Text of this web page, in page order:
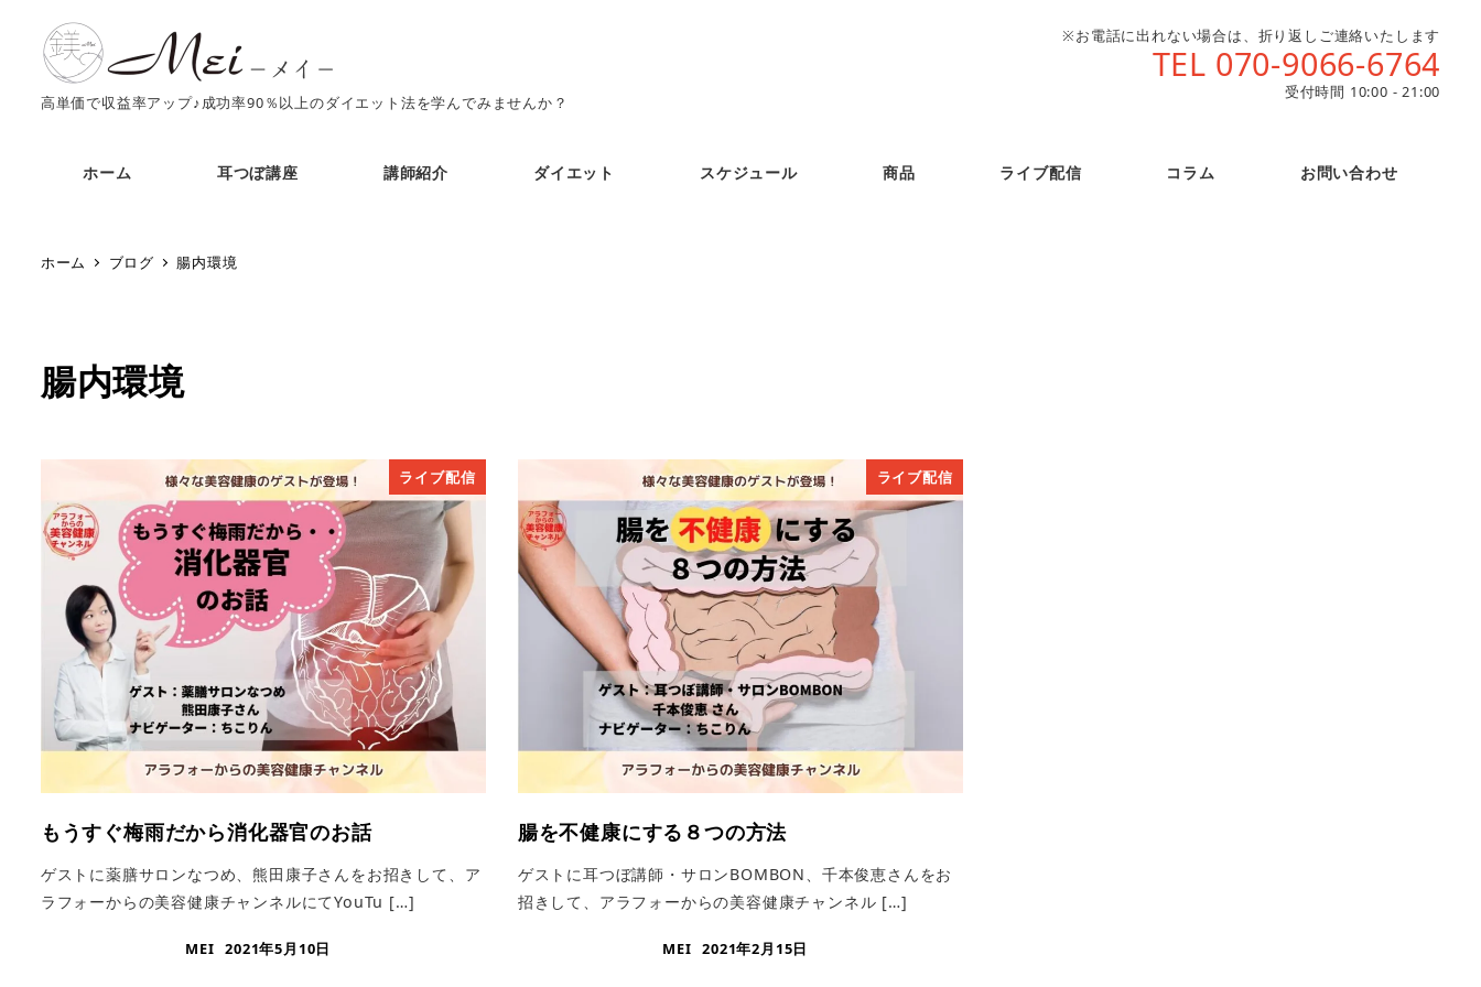
高単価で収益率アップ♪成功率90％以上のダイエット法を学んでみませんか？
※お電話に出れない場合は、折り返しご連絡いたします
TEL 070-9066-6764
受付時間 10:00 - 21:00
ホーム 耳つぼ講座 講師紹介 ダイエット スケジュール 商品 ライブ配信 コラム お問い合わせ
ホーム ブログ 腸内環境
腸内環境
ライブ配信
もうすぐ梅雨だから消化器官のお話
ゲストに薬膳サロンなつめ、熊田康子さんをお招きして、ア
ラフォーからの美容健康チャンネルにてYouTu […]
MEI 2021年5月10日
ライブ配信
腸を不健康にする８つの方法
ゲストに耳つぼ講師・サロンBOMBON、千本俊恵さんをお
招きして、アラフォーからの美容健康チャンネル […]
MEI 2021年2月15日